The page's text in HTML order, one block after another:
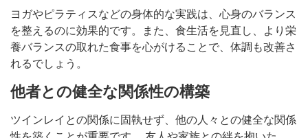
ヨガやピラティスなどの身体的な実践は、心身のバランス
を整えるのに効果的です。また、食生活を見直し、より栄
養バランスの取れた食事を心がけることで、体調も改善さ
れるでしょう。
他者との健全な関係性の構築
ツインレイとの関係に固執せず、他の人々との健全な関係